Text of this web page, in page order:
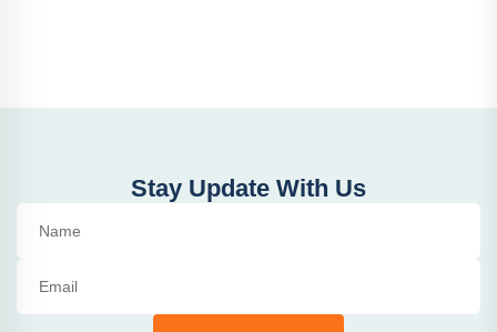
Stay Update With Us